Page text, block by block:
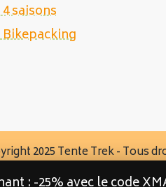
saisons
2025 Tente Trek - Tous